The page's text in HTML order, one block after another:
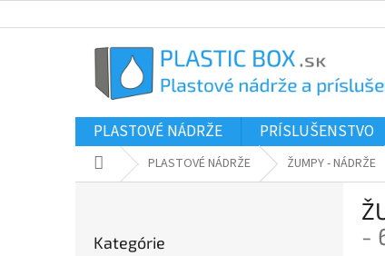
na
PLASTOVÉ NÁDRŽE PRÍSLUŠENSTVO
DomovPLASTOVÉ NÁDRŽE ŽUMPY - NÁDRŽE
kategórie
Kategórie
-